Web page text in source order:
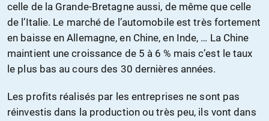
celle de la Grande-Bretagne aussi, de même que celle
de l’Italie. Le marché de l’automobile est très fortement
en baisse en Allemagne, en Chine, en Inde, … La Chine
maintient une croissance de 5 à 6 % mais c’est le taux
le plus bas au cours des 30 dernières années.
Les profits réalisés par les entreprises ne sont pas
réinvestis dans la production ou très peu, ils vont dans